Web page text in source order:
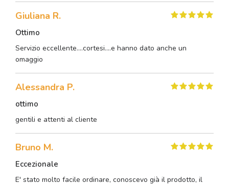
Giuliana R.
Ottimo
Servizio eccellente....cortesi....e hanno dato anche un
omaggio
Alessandra P.
ottimo
gentili e attenti al cliente
Bruno M.
Eccezionale
E' stato molto facile ordinare, conoscevo già il prodotto, il